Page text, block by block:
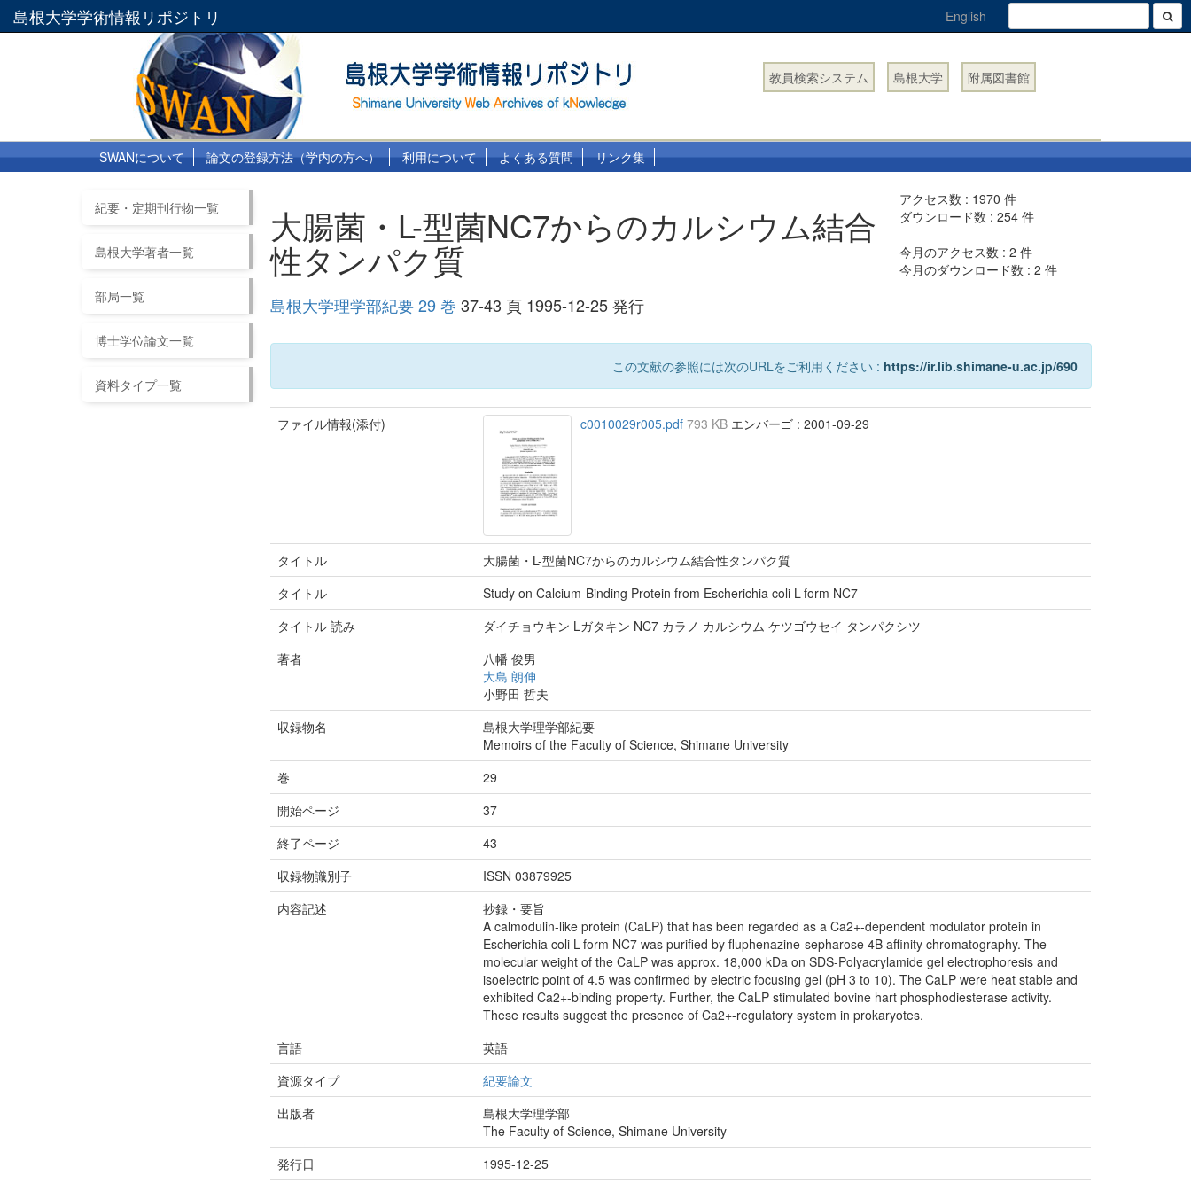
島根大学学術情報リポジトリ English
教員検索システム 島根大学 附属図書館
SWANについて 論文の登録方法（学内の方へ） 利用について よくある質問 リンク集
紀要・定期刊行物一覧
島根大学著者一覧
部局一覧
博士学位論文一覧
資料タイプ一覧
大腸菌・L-型菌NC7からのカルシウム結合
性タンパク質
島根大学理学部紀要 29 巻 37-43 頁 1995-12-25 発行
アクセス数 : 1970 件
ダウンロード数 :254 件
今月のアクセス数 :2 件
今月のダウンロード数 :2 件
この文献の参照には次のURLをご利用ください : https://ir.lib.shimane-u.ac.jp/690
ファイル情報(添付) c0010029r005.pdf793 KB エンバーゴ : 2001-09-29
タイトル
大腸菌・L-型菌NC7からのカルシウム結合性タンパク質
タイトル
Study on Calcium-Binding Protein from Escherichia coli L-form NC7
タイトル 読み
ダイチョウキン Lガタキン NC7 カラノ カルシウム ケツゴウセイ タンパクシツ
著者
八幡 俊男
大島 朗伸
小野田 哲夫
収録物名
島根大学理学部紀要
Memoirs of the Faculty of Science, Shimane University
巻
29
開始ページ
37
終了ページ
43
収録物識別子
ISSN 03879925
内容記述
抄録・要旨
A calmodulin-like protein (CaLP) that has been regarded as a Ca2+-dependent modulator protein in
Escherichia coli L-form NC7 was purified by fluphenazine-sepharose 4B affinity chromatography. The
molecular weight of the CaLP was approx. 18,000 kDa on SDS-Polyacrylamide gel electrophoresis and
isoelectric point of 4.5 was confirmed by electric focusing gel (pH 3 to 10). The CaLP were heat stable and
exhibited Ca2+-binding property. Further, the CaLP stimulated bovine hart phosphodiesterase activity.
These results suggest the presence of Ca2+-regulatory system in prokaryotes.
言語
英語
資源タイプ
紀要論文
出版者
島根大学理学部
The Faculty of Science, Shimane University
発行日
1995-12-25